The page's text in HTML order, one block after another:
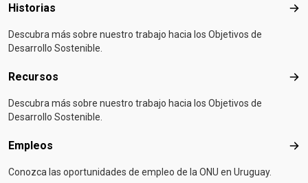
Historias
Descubra más sobre nuestro trabajo hacia los Objetivos de
Desarrollo Sostenible.
Recursos
Descubra más sobre nuestro trabajo hacia los Objetivos de
Desarrollo Sostenible.
Empleos
Conozca las oportunidades de empleo de la ONU en Uruguay.